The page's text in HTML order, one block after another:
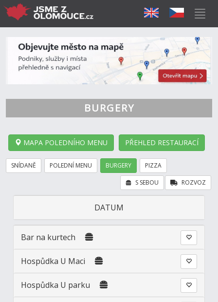
BURGERY
MAPA POLEDNÍHO MENU PŘEHLED RESTAURACÍ
SNÍDANĚ POLEDNÍ MENU BURGERY PIZZA
ROZVOZ
S SEBOU
DATUM
Bar na kurtech
Hospůdka U Maci
Hospůdka U parku